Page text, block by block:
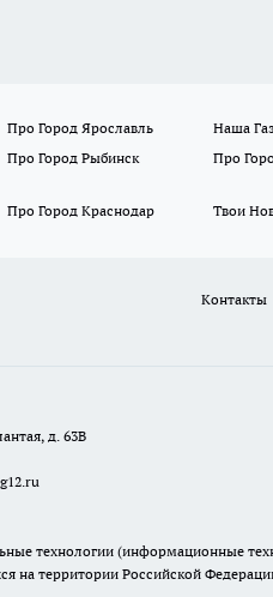
Про Город Ярославль Наша
Про Город Рыбинск Про
Про Город Краснодар Твои
Контакты
д. 63В
технологии (информационные
на территории Российской